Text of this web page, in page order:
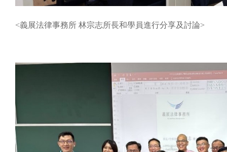
<義展法律事務所 林宗志所長和學員進行分享及討論>